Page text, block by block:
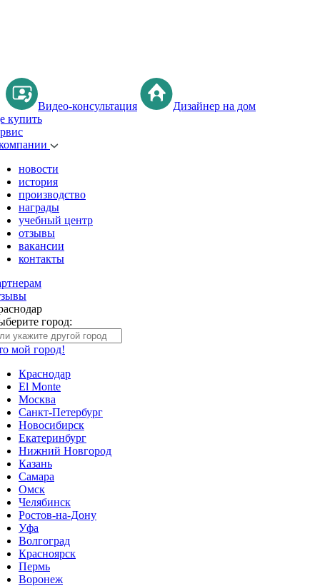
Видео-консультация
Дизайнер на дом
купить
новости
история
производство
награды
учебный центр
отзывы
вакансии
контакты
город:
мой город!
Краснодар
El Monte
Москва
Санкт-Петербург
Новосибирск
Екатеринбург
Нижний Новгород
Казань
Самара
Омск
Челябинск
Ростов-на-Дону
Уфа
Волгоград
Красноярск
Пермь
Воронеж